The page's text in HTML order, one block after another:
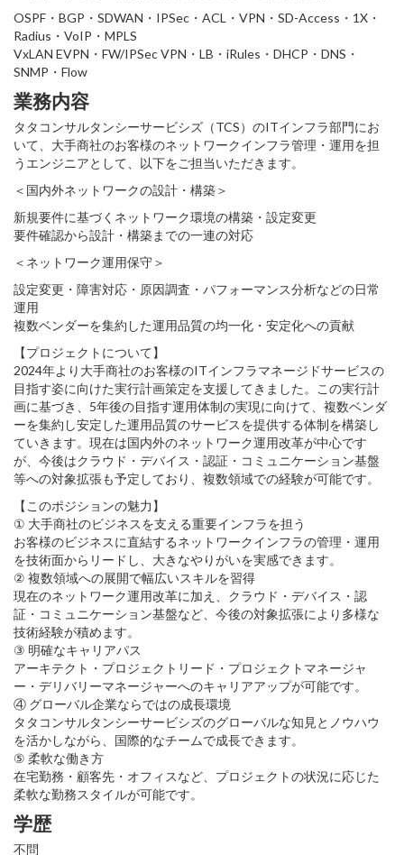
OSPF・BGP・SDWAN・IPSec・ACL・VPN・SD-Access・1X・
Radius・VoIP・MPLS
VxLAN EVPN・FW/IPSec VPN・LB・iRules・DHCP・DNS・
SNMP・Flow
業務内容
タタコンサルタンシーサービシズ（TCS）のITインフラ部門にお
いて、大手商社のお客様のネットワークインフラ管理・運用を担
うエンジニアとして、以下をご担当いただきます。
＜国内外ネットワークの設計・構築＞
新規要件に基づくネットワーク環境の構築・設定変更
要件確認から設計・構築までの一連の対応
＜ネットワーク運用保守＞
設定変更・障害対応・原因調査・パフォーマンス分析などの日常
運用
複数ベンダーを集約した運用品質の均一化・安定化への貢献
【プロジェクトについて】
2024年より大手商社のお客様のITインフラマネージドサービスの
目指す姿に向けた実行計画策定を支援してきました。この実行計
画に基づき、5年後の目指す運用体制の実現に向けて、複数ベンダ
ーを集約し安定した運用品質のサービスを提供する体制を構築し
ていきます。現在は国内外のネットワーク運用改革が中心です
が、今後はクラウド・デバイス・認証・コミュニケーション基盤
等への対象拡張も予定しており、複数領域での経験が可能です。
【このポジションの魅力】
① 大手商社のビジネスを支える重要インフラを担う
お客様のビジネスに直結するネットワークインフラの管理・運用
を技術面からリードし、大きなやりがいを実感できます。
② 複数領域への展開で幅広いスキルを習得
現在のネットワーク運用改革に加え、クラウド・デバイス・認
証・コミュニケーション基盤など、今後の対象拡張により多様な
技術経験が積めます。
③ 明確なキャリアパス
アーキテクト・プロジェクトリード・プロジェクトマネージャ
ー・デリバリーマネージャーへのキャリアアップが可能です。
④ グローバル企業ならではの成長環境
タタコンサルタンシーサービシズのグローバルな知見とノウハウ
を活かしながら、国際的なチームで成長できます。
⑤ 柔軟な働き方
在宅勤務・顧客先・オフィスなど、プロジェクトの状況に応じた
柔軟な勤務スタイルが可能です。
学歴
不問